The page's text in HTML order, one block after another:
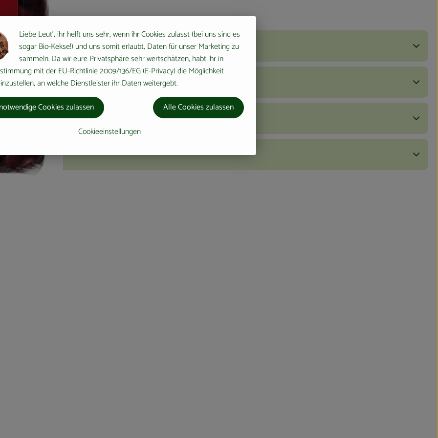
Liebe Leut', ihr helft uns sehr, wenn ihr Cookies zulasst (bei uns sind es
sogar Bio-Kekse!) und uns somit erlaubt, Daten für unser Marketing zu
sammeln. Da wir eure Privatsphäre sehr wertschätzen, habt ihr in
mit der EU-Richtlinie 2009/136/EG (E-Privacy) die Möglichkeit
an welche Dienstleister ihr Daten weitergebt.
Cookieeinstellungen
Cookies zulassen Alle Cookies zulassen